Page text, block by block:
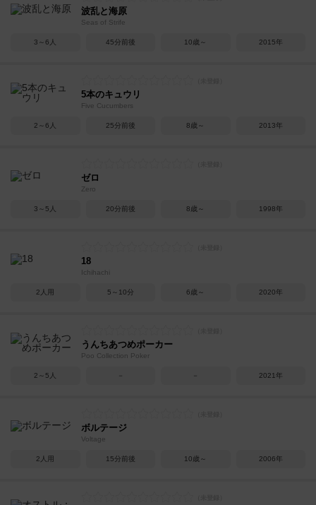
波乱と海原
Seas of Strife
3～6人 45分前後 10歳～ 2015年
5本のキュウリ
Five Cucumbers
2～6人 25分前後 8歳～ 2013年
ゼロ
Zero
3～5人 20分前後 8歳～ 1998年
18
Ichihachi
2人用 5～10分 6歳～ 2020年
うんちあつめポーカー
Poo Collection Poker
2～5人 － － 2021年
ボルテージ
Voltage
2人用 15分前後 10歳～ 2006年